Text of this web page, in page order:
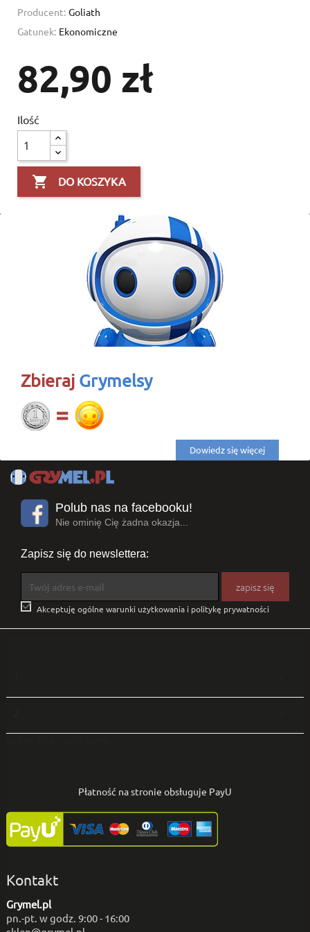
Producent: Goliath
Gatunek: Ekonomiczne
82,90 zł
Ilość
 DO KOSZYKA
Zbieraj Grymelsy
Dowiedz się więcej
Polub nas na facebooku!
Nie ominię Cię żadna okazja...
Zapisz się do newslettera:
 Akceptuję ogólne warunki użytkowania i politykę prywatności
Płatność na stronie obsługuje PayU
Kontakt
Grymel.pl
pn.-pt. w godz. 9:00 - 16:00